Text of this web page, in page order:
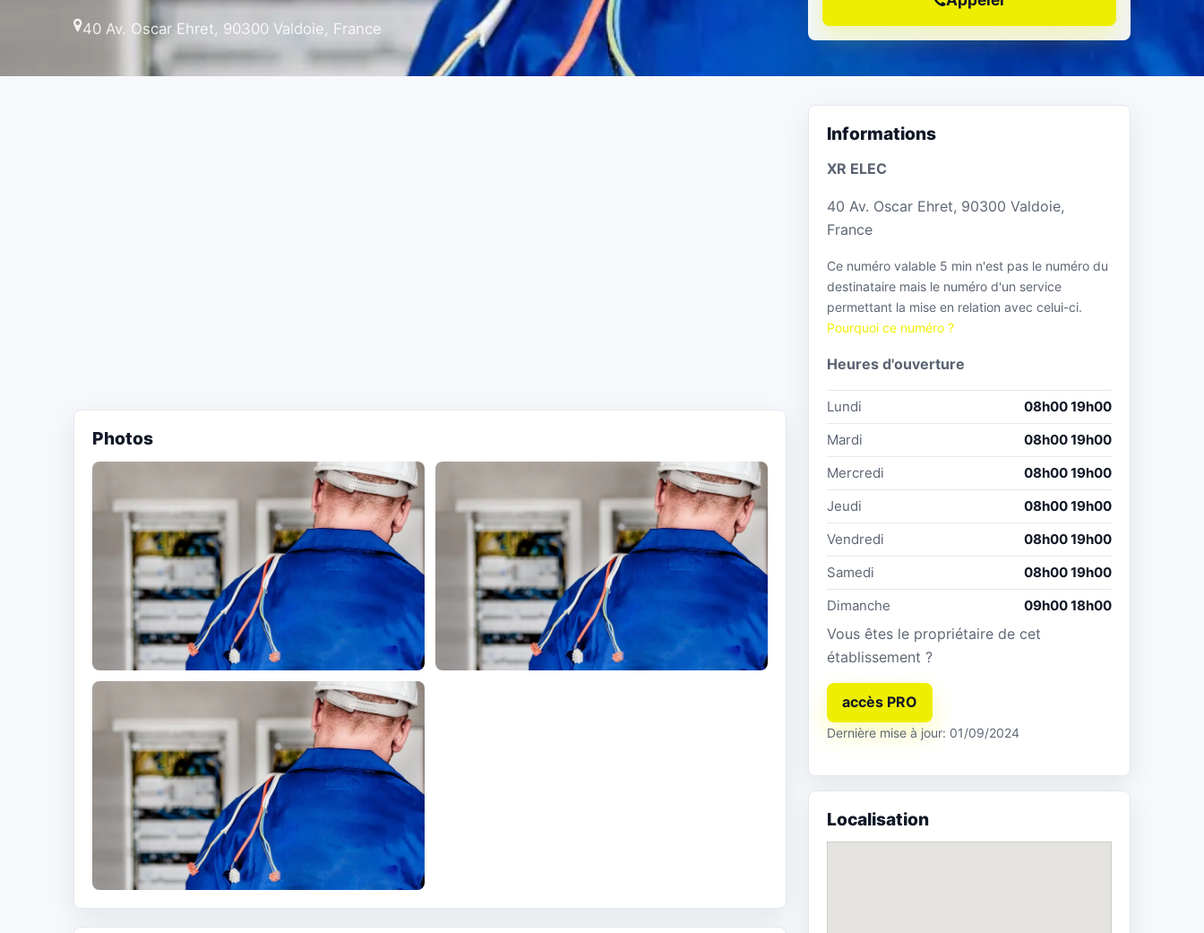
40 Av. Oscar Ehret, 90300 Valdoie, France
Photos
Informations
XR ELEC
40 Av. Oscar Ehret, 90300 Valdoie,
France
Ce numéro valable 5 min n'est pas le numéro du
destinataire mais le numéro d'un service
permettant la mise en relation avec celui-ci.
Pourquoi ce numéro ?
Heures d'ouverture
Lundi
08h00 19h00
Mardi
08h00 19h00
Mercredi
08h00 19h00
Jeudi
08h00 19h00
Vendredi
08h00 19h00
Samedi
08h00 19h00
Dimanche
09h00 18h00
Vous êtes le propriétaire de cet
établissement ?
accès PRO
Dernière mise à jour: 01/09/2024
Localisation